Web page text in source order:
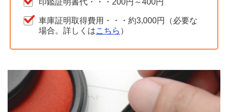
印鑑証明書代・・・200円～400円
車庫証明取得費用・・・約3,000円（必要な
場合。詳しくはこちら ）